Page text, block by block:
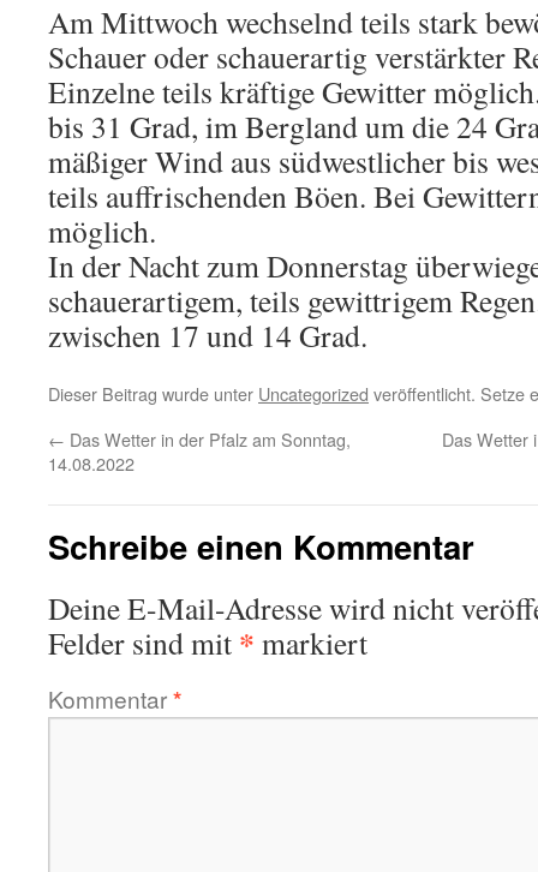
Am Mittwoch wechselnd teils stark
Schauer oder schauerartig verstärkter
Einzelne teils kräftige Gewitter
bis 31 Grad, im Bergland um die 24
mäßiger Wind aus südwestlicher bis
teils auffrischenden Böen. Bei
möglich.
In der Nacht zum Donnerstag
schauerartigem, teils gewittrigem
zwischen 17 und 14 Grad.
Dieser Beitrag wurde unter Uncategorized veröffentlicht. Setze
← Das Wetter in der Pfalz am Sonntag,
14.08.2022
Das Wetter
Schreibe einen Kommentar
Deine E-Mail-Adresse wird nicht
Felder sind mit * markiert
Kommentar*